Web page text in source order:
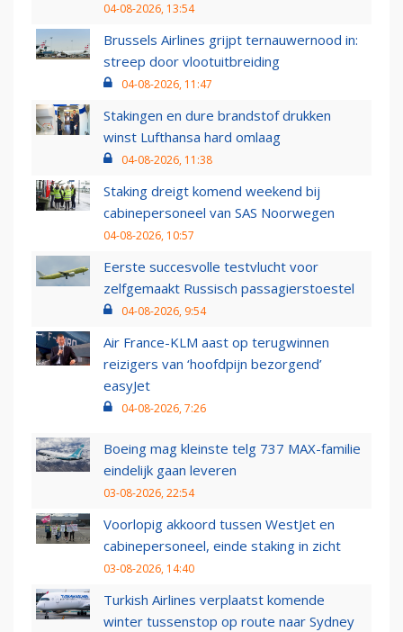
04-08-2026, 13:54
Brussels Airlines grijpt ternauwernood in:
streep door vlootuitbreiding
04-08-2026, 11:47
Stakingen en dure brandstof drukken
winst Lufthansa hard omlaag
04-08-2026, 11:38
Staking dreigt komend weekend bij
cabinepersoneel van SAS Noorwegen
04-08-2026, 10:57
Eerste succesvolle testvlucht voor
zelfgemaakt Russisch passagierstoestel
04-08-2026, 9:54
Air France-KLM aast op terugwinnen
reizigers van ‘hoofdpijn bezorgend’
easyJet
04-08-2026, 7:26
Boeing mag kleinste telg 737 MAX-familie
eindelijk gaan leveren
03-08-2026, 22:54
Voorlopig akkoord tussen WestJet en
cabinepersoneel, einde staking in zicht
03-08-2026, 14:40
Turkish Airlines verplaatst komende
winter tussenstop op route naar Sydney